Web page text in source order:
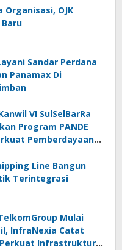
Organisasi, OJK
Sandar Perdana
Panamax Di
VI SulSelBarRa
Program PANDE
Pemberdayaan
Line Bangun
Terintegrasi
Mulai
InfraNexia Catat
Infrastruktur